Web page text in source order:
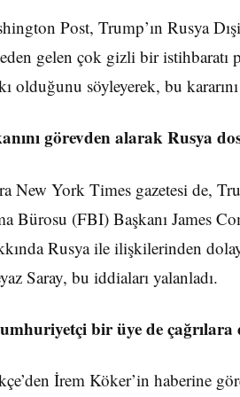
Post, Trump’ın Rusya
gelen çok gizli bir istihbaratı
olduğunu söyleyerek, bu
görevden alarak Rusya
New York Times gazetesi de,
Bürosu (FBI) Başkanı James
Rusya ile ilişkilerinden
Saray, bu iddiaları yalanladı.
bir üye de çağrılara
İrem Köker’in haberine